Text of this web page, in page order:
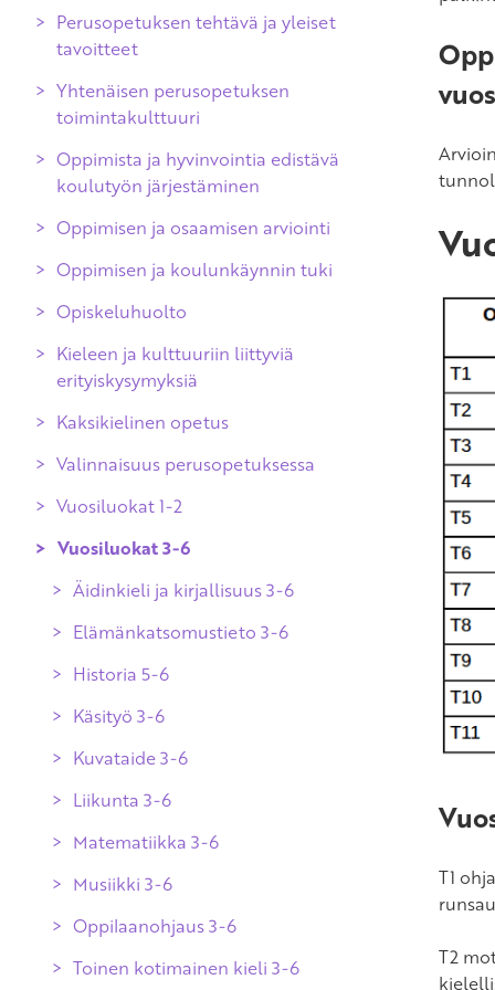
Perusopetuksen tehtävä ja yleiset
tavoitteet
Yhtenäisen perusopetuksen
toimintakulttuuri
Oppimista ja hyvinvointia edistävä
koulutyön järjestäminen
Oppimisen ja osaamisen arviointi
Arvioinnin yleiset periaatteet
Oppimisen ja osaamisen arviointi
Opinnoissa eteneminen
perusopetuksen aikana
Kuudennen luokan kevään
Arvioinnin uusiminen ja oikaisu
Oppimisen ja koulunkäynnin tuki
Opiskeluhuolto
Kieleen ja kulttuuriin liittyviä
erityiskysymyksiä
Kaksikielinen opetus
Valinnaisuus perusopetuksessa
Vuosiluokat 1-2
Äidinkieli ja kirjallisuus 1-2
Suomen kieli ja kirjallisuus 1-2
Suomi toisena kielenä ja
Elämänkatsomustieto 1-2
Käsityö 1-2
Kuvataide 1-2
Liikunta 1-2
Matematiikka 1-2
Musiikki 1-2
Oppilaanohjaus 1-2
Toinen kotimainen kieli 1-2
Uskonto 1-2
Evankelis-luterilainen uskonto 1-
Varhennettu englanti
Vuosiluokat 3-6
Äidinkieli ja kirjallisuus 3-6
Suomen kieli ja kirjallisuus 3-6
Suomi toisena kielenä ja
Elämänkatsomustieto 3-6
Historia 5-6
Käsityö 3-6
Kuvataide 3-6
Liikunta 3-6
Matematiikka 3-6
Musiikki 3-6
Oppilaanohjaus 3-6
Toinen kotimainen kieli 3-6
T1
T2